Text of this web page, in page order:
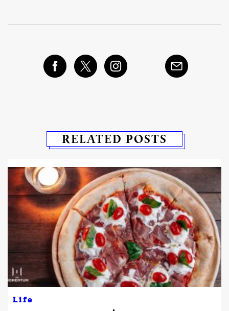
RELATED POSTS
Life